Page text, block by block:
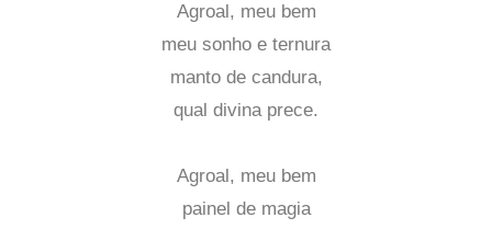
Agroal, meu bem
meu sonho e ternura
manto de candura,
qual divina prece.
Agroal, meu bem
painel de magia